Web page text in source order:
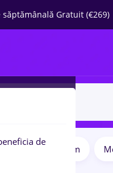
Gratuit (€269)
IT / Telecom
de